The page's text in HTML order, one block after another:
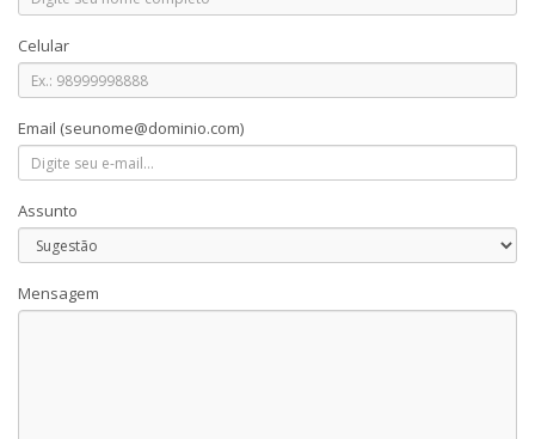
Celular
Email (seunome@dominio.com)
Assunto
Mensagem